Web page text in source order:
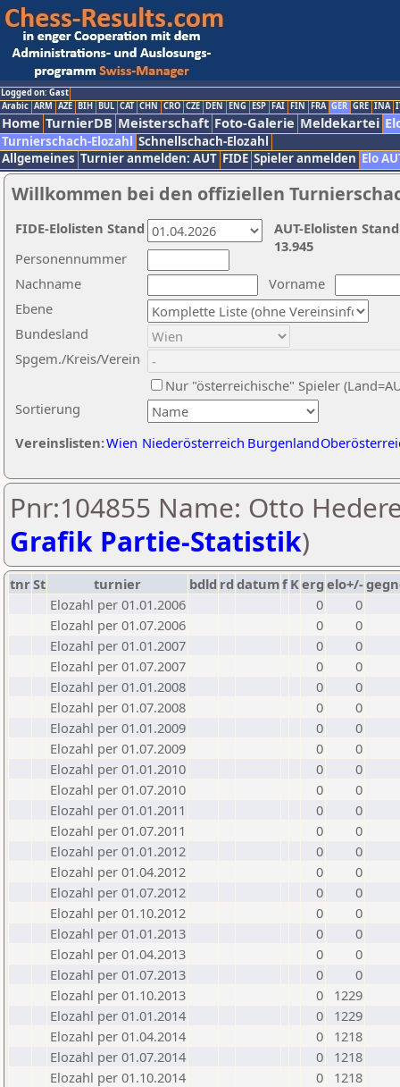
Logged on: Gast
Arabic ARM AZE BIH BUL CAT CHN CRO CZE DEN ENG ESP FAI FIN FRA GER GRE INA
Home TurnierDB Meisterschaft Foto-Galerie Meldekartei
Turnierschach-Elozahl Schnellschach-Elozahl
Allgemeines Turnier anmelden: AUT FIDE Spieler anmelden Elo
Willkommen bei den offiziellen
Nachname
Vorname
Ebene
Sortierung
Personennummer
Bundesland
Spgem./Kreis/Verein
Nur "österreichische" Spieler
Vereinslisten:Wien Niederösterreich Burgenland
AUT-Elolisten
13.945
FIDE-Elolisten Stand
Pnr:104855 Name: Otto
Grafik Partie-Statistik)
tnrSt turnier bdld rd datumf Kerg elo+/-
Elozahl per 01.01.2006
0
0
Elozahl per 01.07.2006
0
0
Elozahl per 01.01.2007
0
0
Elozahl per 01.07.2007
0
0
Elozahl per 01.01.2008
0
0
Elozahl per 01.07.2008
0
0
Elozahl per 01.01.2009
0
0
Elozahl per 01.07.2009
0
0
Elozahl per 01.01.2010
0
0
Elozahl per 01.07.2010
0
0
Elozahl per 01.01.2011
0
0
Elozahl per 01.07.2011
0
0
Elozahl per 01.01.2012
0
0
Elozahl per 01.04.2012
0
0
Elozahl per 01.07.2012
0
0
Elozahl per 01.10.2012
0
0
Elozahl per 01.01.2013
0
0
Elozahl per 01.04.2013
0
0
Elozahl per 01.07.2013
0
0
Elozahl per 01.10.2013
0
1229
Elozahl per 01.01.2014
0
1229
Elozahl per 01.04.2014
0
1218
Elozahl per 01.07.2014
0
1218
Elozahl per 01.10.2014
0
1218